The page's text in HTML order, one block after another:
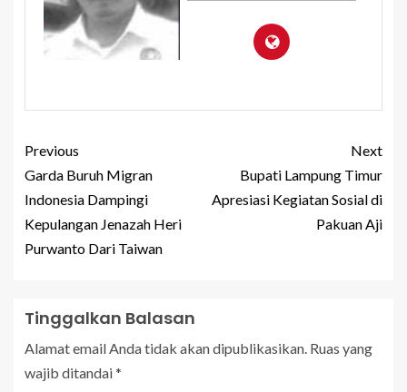
Previous
Garda Buruh Migran
Indonesia Dampingi
Kepulangan Jenazah Heri
Purwanto Dari Taiwan
Next
Bupati Lampung Timur
Apresiasi Kegiatan Sosial di
Pakuan Aji
Tinggalkan Balasan
Alamat email Anda tidak akan dipublikasikan. Ruas yang
wajib ditandai*